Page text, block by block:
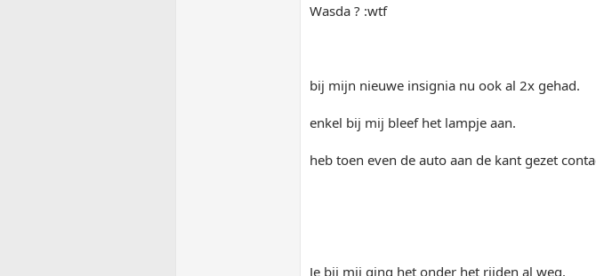
Wasda ? :wtf
bij mijn nieuwe insignia nu ook al 2x gehad.
enkel bij mij bleef het lampje aan.
heb toen even de auto aan de kant gezet
Je bij mij ging het onder het rijden al weg.